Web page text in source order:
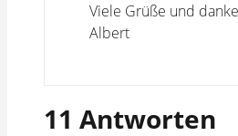
Viele Grüße und
Albert
11 Antworten